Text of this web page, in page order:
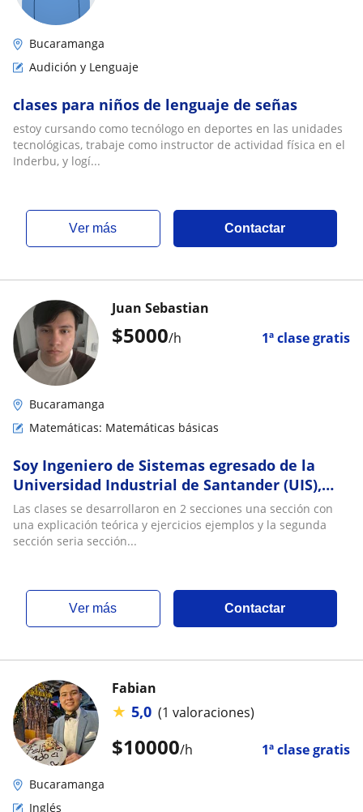
Bucaramanga
Audición y Lenguaje
clases para niños de lenguaje de señas
estoy cursando como tecnólogo en deportes en las unidades
tecnológicas, trabaje como instructor de actividad física en el
Inderbu, y logí...
ver más Contactar
$5000/h 1ª clase gratis
Juan Sebastian
Bucaramanga
Matemáticas: Matemáticas básicas
Soy Ingeniero de Sistemas egresado de la
Universidad Industrial de Santander (UIS),
con sólida formación en matemáticas y
experien
Las clases se desarrollaron en 2 secciones una sección con
una explicación teórica y ejercicios ejemplos y la segunda
sección seria sección...
ver más Contactar
$10000/h 1ª clase gratis
Fabian
★ 5,0 (1 valoraciones)
Bucaramanga
Inglés